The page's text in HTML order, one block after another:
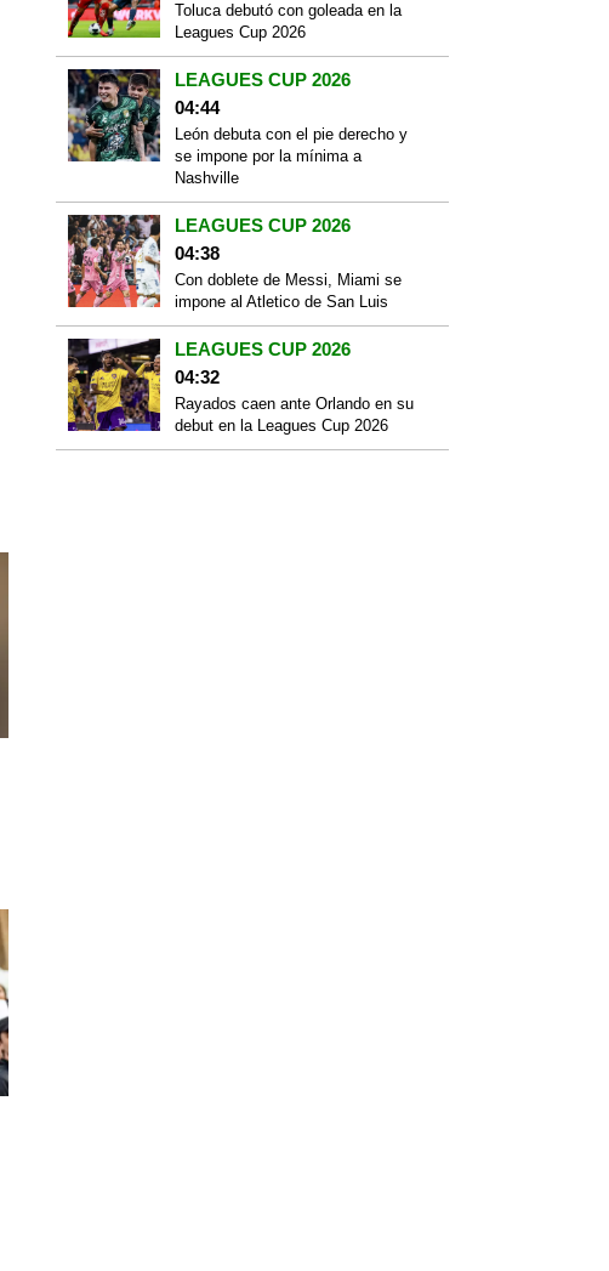
Toluca debutó con goleada en la
Leagues Cup 2026
LEAGUES CUP 2026
04:44
León debuta con el pie derecho y
se impone por la mínima a
Nashville
LEAGUES CUP 2026
04:38
Con doblete de Messi, Miami se
impone al Atletico de San Luis
LEAGUES CUP 2026
04:32
Rayados caen ante Orlando en su
debut en la Leagues Cup 2026